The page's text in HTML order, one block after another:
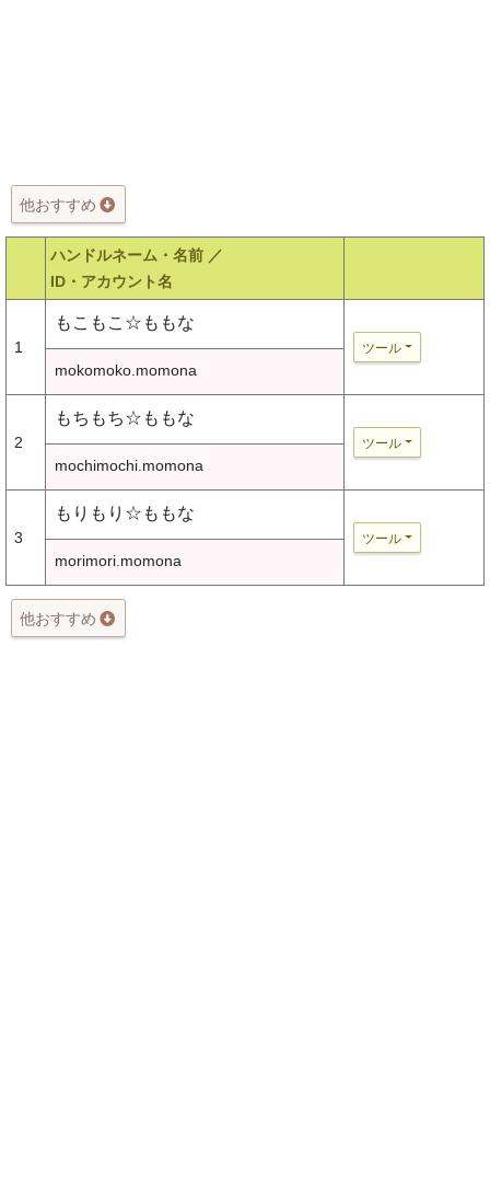
他おすすめ
ハンドルネーム・名前 ／
ID・アカウント名
1
もこもこ☆ももな
ツール
mokomoko.momona
2
もちもち☆ももな
ツール
mochimochi.momona
3
もりもり☆ももな
ツール
morimori.momona
他おすすめ